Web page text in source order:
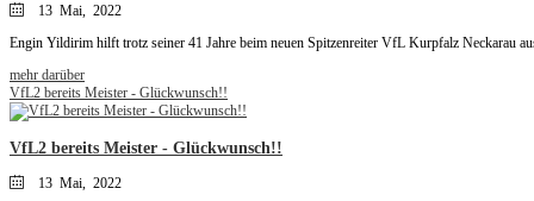
13 Mai, 2022
Engin Yildirim hilft trotz seiner 41 Jahre beim neuen Spitzenreiter VfL Kurpfalz Neckarau
mehr darüber
VfL2 bereits Meister - Glückwunsch!!
VfL2 bereits Meister - Glückwunsch!!
13 Mai, 2022